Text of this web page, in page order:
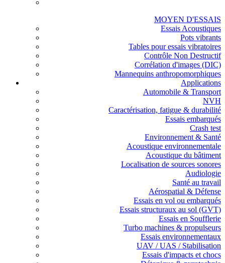
MOYEN D'ESSAIS
Essais Acoustiques
Pots vibrants
Tables pour essais vibratoires
Contrôle Non Destructif
Corrélation d'images (DIC)
Mannequins anthropomorphiques
Applications
Automobile & Transport
NVH
Caractérisation, fatigue & durabilité
Essais embarqués
Crash test
Environnement & Santé
Acoustique environnementale
Acoustique du bâtiment
Localisation de sources sonores
Audiologie
Santé au travail
Aérospatial & Défense
Essais en vol ou embarqués
Essais structuraux au sol (GVT)
Essais en Soufflerie
Turbo machines & propulseurs
Essais environnementaux
UAV / UAS / Stabilisation
Essais d'impacts et chocs